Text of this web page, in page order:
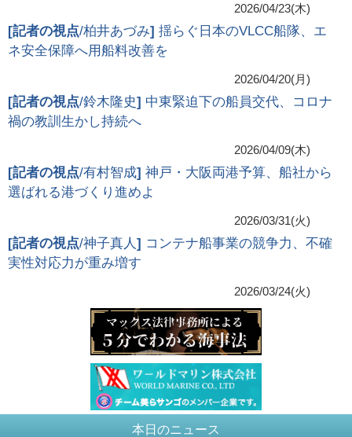
2026/04/23(木)
[記者の視点/柏井あづみ] 揺らぐ日本のVLCC船隊、エ
ネ安全保障へ用船料改善を
2026/04/20(月)
[記者の視点/鈴木隆史] 中東緊迫下の船員交代、コロナ
禍の教訓生かし持続へ
2026/04/09(木)
[記者の視点/有村智成] 神戸・大阪両港予算、船社から
選ばれる港づくり進めよ
2026/03/31(火)
[記者の視点/神子真人 ] コンテナ船事業の競争力、不確
実性対応力が重み増す
2026/03/24(火)
本日のニュース